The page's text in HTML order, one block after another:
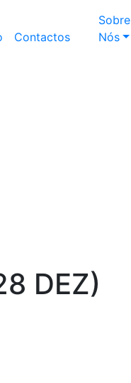
Contactos
Sobre
Nós
DEZ)